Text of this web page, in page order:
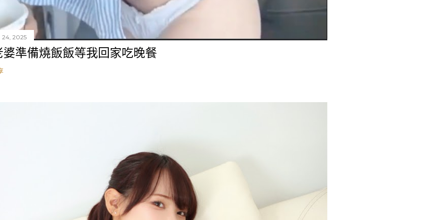
24, 2025
婆準備燒飯飯等我回家吃晚餐